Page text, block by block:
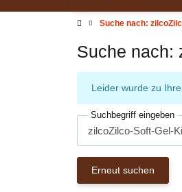
Suche nach:
Suche nach:
xLeider wurde zu
Suchbegriff eingeben
Erneut suchen